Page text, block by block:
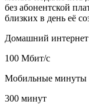
без абонентской
близких в день её
Домашний интернет
100 Мбит/с
Мобильные минуты
300 минут